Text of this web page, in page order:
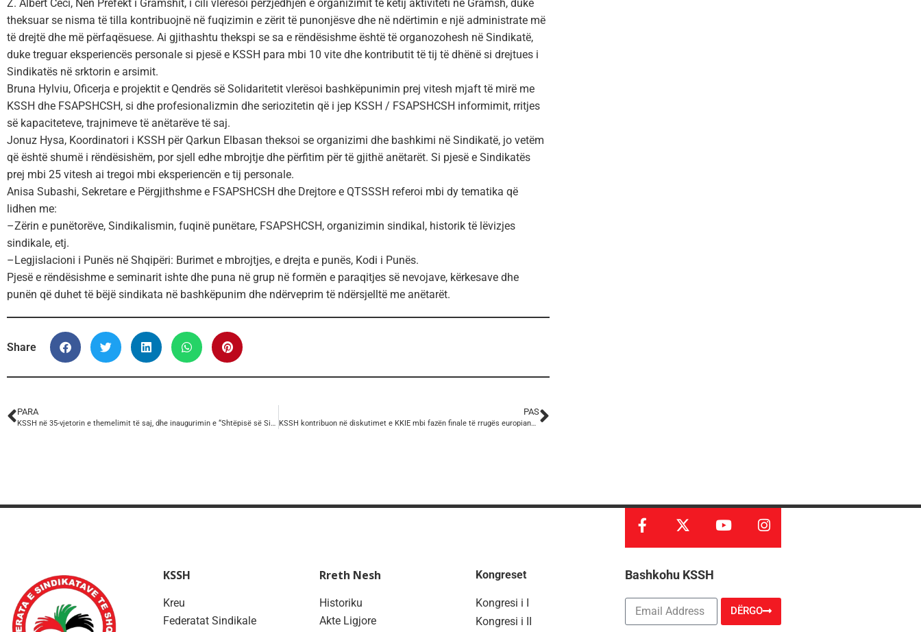
Z. Albert Ceci, Nën Prefekt i Gramshit, i cili vlerësoi përzjedhjen e organizimit të këtij aktiviteti në Gramsh, duke
theksuar se nisma të tilla kontribuojnë në fuqizimin e zërit të punonjësve dhe në ndërtimin e një administrate më
të drejtë dhe më përfaqësuese. Ai gjithashtu thekspi se sa e rëndësishme është të organozohesh në Sindikatë,
duke treguar eksperiencës personale si pjesë e KSSH para mbi 10 vite dhe kontributit të tij të dhënë si drejtues i
Sindikatës në srktorin e arsimit.
Bruna Hylviu, Oficerja e projektit e Qendrës së Solidaritetit vlerësoi bashkëpunimin prej vitesh mjaft të mirë me
KSSH dhe FSAPSHCSH, si dhe profesionalizmin dhe seriozitetin që i jep KSSH / FSAPSHCSH informimit, rritjes
së kapaciteteve, trajnimeve të anëtarëve të saj.
Jonuz Hysa, Koordinatori i KSSH për Qarkun Elbasan theksoi se organizimi dhe bashkimi në Sindikatë, jo vetëm
që është shumë i rëndësishëm, por sjell edhe mbrojtje dhe përfitim për të gjithë anëtarët. Si pjesë e Sindikatës
prej mbi 25 vitesh ai tregoi mbi eksperiencën e tij personale.
Anisa Subashi, Sekretare e Përgjithshme e FSAPSHCSH dhe Drejtore e QTSSSH referoi mbi dy tematika që
lidhen me:
–Zërin e punëtorëve, Sindikalismin, fuqinë punëtare, FSAPSHCSH, organizimin sindikal, historik të lëvizjes
sindikale, etj.
–Legjislacioni i Punës në Shqipëri: Burimet e mbrojtjes, e drejta e punës, Kodi i Punës.
Pjesë e rëndësishme e seminarit ishte dhe puna në grup në formën e paraqitjes së nevojave, kërkesave dhe
punën që duhet të bëjë sindikata në bashkëpunim dhe ndërveprim të ndërsjelltë me anëtarët.
Share
PARA PAS
KSSH kontribuon në diskutimet e KKIE mbi fazën finale të rrugës europiane të Shqipërisë.
KSSH
Kreu
Federatat Sindikale
Rreth Nesh
Historiku
Akte Ligjore
Kongreset
Kongresi i I
Kongresi i II
Bashkohu KSSH
DËRGO